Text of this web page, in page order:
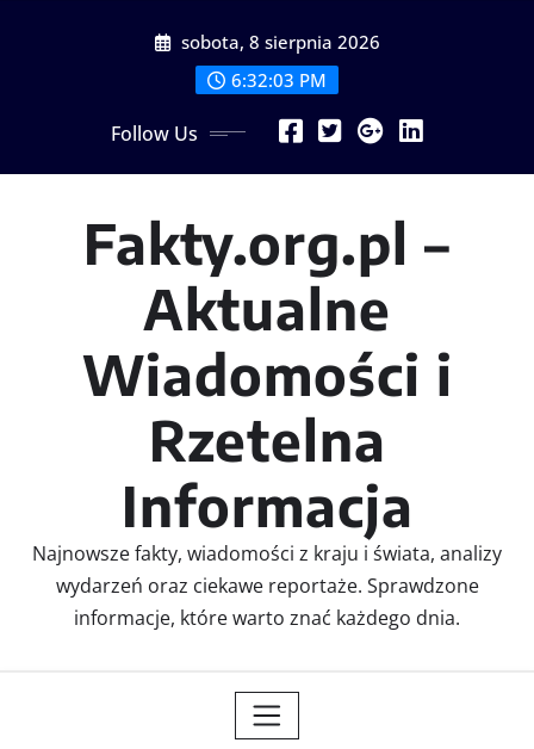
sobota, 8 sierpnia 2026
6:32:03 PM
Follow Us
Fakty.org.pl –
Aktualne
Wiadomości i
Rzetelna
Informacja
Najnowsze fakty, wiadomości z kraju i świata, analizy
wydarzeń oraz ciekawe reportaże. Sprawdzone
informacje, które warto znać każdego dnia.